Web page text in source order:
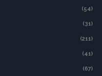
(54)
(31)
(211)
(41)
(67)